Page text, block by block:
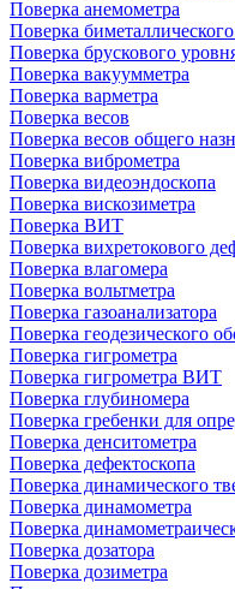
Поверка анемометра
Поверка
Поверка брускового
Поверка вакуумметра
Поверка варметра
Поверка весов
Поверка весов общего
Поверка виброметра
Поверка видеоэндоскопа
Поверка вискозиметра
Поверка ВИТ
Поверка вихретокового
Поверка влагомера
Поверка вольтметра
Поверка газоанализатора
Поверка геодезического
Поверка гигрометра
Поверка гигрометра ВИТ
Поверка глубиномера
Поверка гребенки для
Поверка денситометра
Поверка дефектоскопа
Поверка динамического
Поверка динамометра
Поверка
Поверка дозатора
Поверка дозиметра